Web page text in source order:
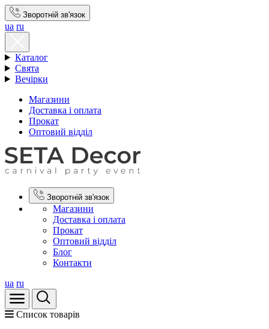
Зворотній зв'язок
ua ru
Каталог
Свята
Вечірки
Магазини
Доставка і оплата
Прокат
Оптовий відділ
Зворотній зв'язок
Магазини
Доставка і оплата
Прокат
Оптовий відділ
Блог
Контакти
ua ru
Список товарів